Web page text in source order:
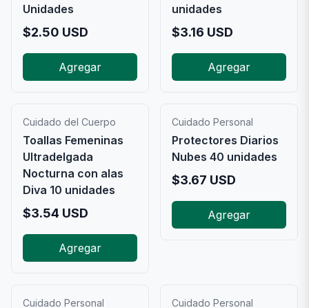
Unidades
$2.50 USD
Agregar
unidades
$3.16 USD
Agregar
Cuidado del Cuerpo
Toallas Femeninas
Ultradelgada
Nocturna con alas
Diva 10 unidades
$3.54 USD
Agregar
Cuidado Personal
Protectores Diarios
Nubes 40 unidades
$3.67 USD
Agregar
Cuidado Personal Cuidado Personal